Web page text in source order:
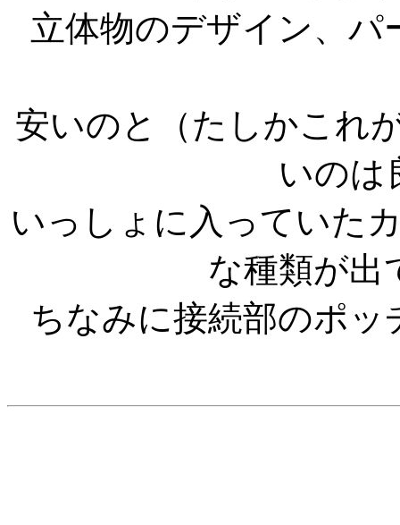
立体物のデザイン、
安いのと（たしかこれ
いのは
いっしょに入っていた
な種類が出
ちなみに接続部のポ